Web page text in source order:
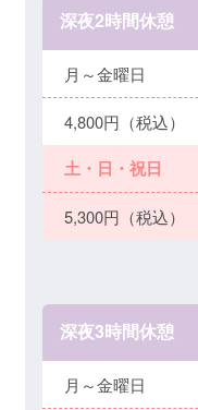
深夜2時間休憩
月～金曜日
4,800円（税込）
土・日・祝日
5,300円（税込）
深夜3時間休憩
月～金曜日